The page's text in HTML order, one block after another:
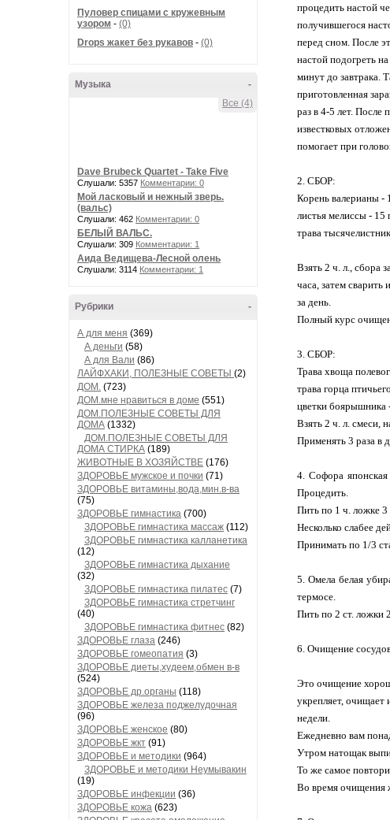
Пуловер спицами с кружевным
узором - (0)
Drops жакет без рукавов - (0)
-
Музыка
Все (4)
Dave Brubeck Quartet - Take Five
Слушали: 5357 Комментарии: 0
Мой ласковый и нежный зверь.
(вальс)
Слушали: 462 Комментарии: 0
БЕЛЫЙ ВАЛЬС.
Слушали: 309 Комментарии: 1
Аида Ведищева-Лесной олень
Слушали: 3114 Комментарии: 1
-
Рубрики
А для меня (369)
А деньги (58)
А для Вали (86)
ЛАЙФХАКИ, ПОЛЕЗНЫЕ СОВЕТЫ (2)
ДОМ. (723)
ДОМ.мне нравиться в доме (551)
ДОМ.ПОЛЕЗНЫЕ СОВЕТЫ ДЛЯ
ДОМА (1332)
ДОМ.ПОЛЕЗНЫЕ СОВЕТЫ ДЛЯ
ДОМА СТИРКА (189)
ЖИВОТНЫЕ В ХОЗЯЙСТВЕ (176)
ЗДОРОВЬЕ мужское и почки (71)
ЗДОРОВЬЕ витамины,вода,мин.в-ва
(75)
ЗДОРОВЬЕ гимнастика (700)
ЗДОРОВЬЕ гимнастика массаж (112)
ЗДОРОВЬЕ гимнастика калланетика
(12)
ЗДОРОВЬЕ гимнастика дыхание
(32)
ЗДОРОВЬЕ гимнастика пилатес (7)
ЗДОРОВЬЕ гимнастика стретчинг
(40)
ЗДОРОВЬЕ гимнастика фитнес (82)
ЗДОРОВЬЕ глаза (246)
ЗДОРОВЬЕ гомеопатия (3)
ЗДОРОВЬЕ диеты,худеем,обмен в-в
(524)
ЗДОРОВЬЕ др.органы (118)
ЗДОРОВЬЕ железа поджелудочная
(96)
ЗДОРОВЬЕ женское (80)
ЗДОРОВЬЕ жкт (91)
ЗДОРОВЬЕ и методики (964)
ЗДОРОВЬЕ и методики Неумывакин
(19)
ЗДОРОВЬЕ инфекции (36)
ЗДОРОВЬЕ кожа (623)
процедить настой
получившегося
перед сном. После
настой подогреть
минут до завтрака.
приготовленная
раз в 4-5 лет.
известковых
помогает при
2. СБОР:
Корень валерианы -
листья мелиссы - 15
трава
Взять 2 ч. л., сбора
часа, затем
за день.
Полный курс
3. СБОР:
Трава хвоща
трава горца
цветки боярышника
Взять 2 ч. л. смеси,
Применять 3 раза в
4. Софора
Процедить.
Пить по 1 ч. ложке 3
Несколько слабее
Принимать по 1/3
5. Омела белая
термосе.
Пить по 2 ст. ложки
6. Очищение
Это очищение
укрепляет, очищает
недели.
Ежедневно вам
Утром натощак
То же самое
Во время очищения